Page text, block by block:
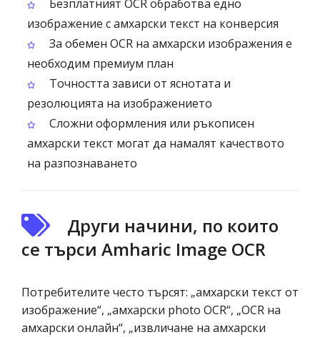
Безплатният OCR обработва едно
изображение с амхарски текст на конверсия
За обемен OCR на амхарски изображения е
необходим премиум план
Точността зависи от яснотата и
резолюцията на изображението
Сложни оформления или ръкописен
амхарски текст могат да намалят качеството
на разпознаването
Други начини, по които
се търси Amharic Image OCR
Потребителите често търсят: „амхарски текст от
изображение“, „амхарски photo OCR“, „OCR на
амхарски онлайн“, „извличане на амхарски